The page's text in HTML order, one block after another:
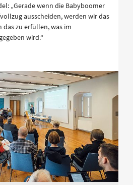
„Gerade wenn die Babyboomer
ausscheiden, werden wir das
das zu erfüllen, was im
wird.“